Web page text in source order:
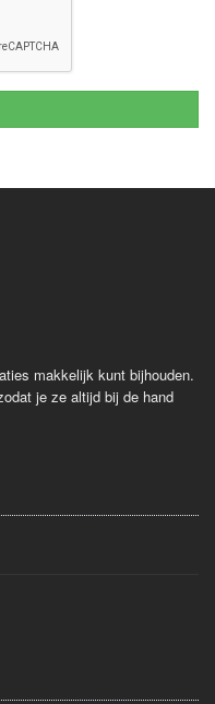
makkelijk kunt bijhouden.
je ze altijd bij de hand